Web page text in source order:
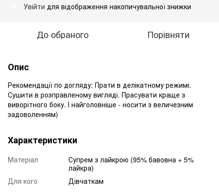
Увійти для відображення накопичувальної знижки
До обраного Порівняти
Опис
Рекомендації по догляду: Прати в делікатному режимі.
Сушити в розправленому вигляді. Прасувати краще з
виворітного боку. І найголовніше - носити з величезним
задоволенням)
Характеристики
Матеріал
Супрем з лайкрою (95% бавовна + 5%
лайкра)
Для кого
Дівчаткам